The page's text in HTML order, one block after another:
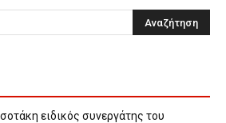
ειδικός συνεργάτης του